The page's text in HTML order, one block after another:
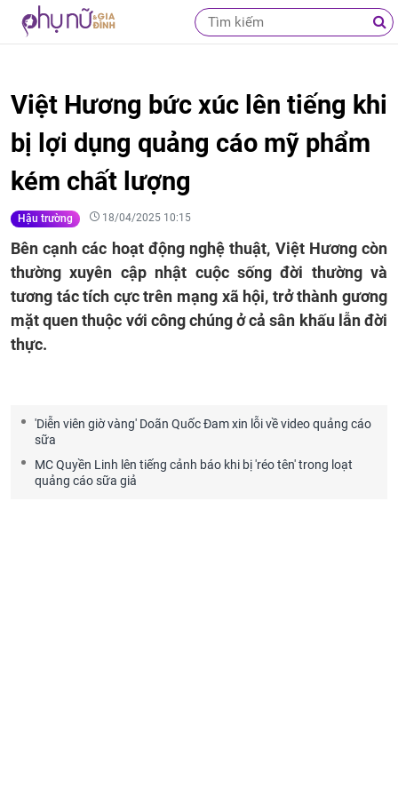
Việt Hương bức xúc lên tiếng khi
bị lợi dụng quảng cáo mỹ phẩm
kém chất lượng
Hậu trường 18/04/2025 10:15
Bên cạnh các hoạt động nghệ thuật, Việt Hương còn
thường xuyên cập nhật cuộc sống đời thường và
tương tác tích cực trên mạng xã hội, trở thành gương
mặt quen thuộc với công chúng ở cả sân khấu lẫn đời
thực.
'Diễn viên giờ vàng' Doãn Quốc Đam xin lỗi về video quảng cáo
sữa
MC Quyền Linh lên tiếng cảnh báo khi bị 'réo tên' trong loạt
quảng cáo sữa giả